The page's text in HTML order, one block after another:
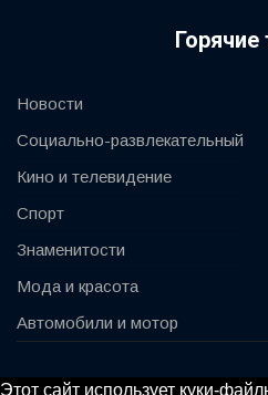
Этот сайт использует куки-
Новости
Социально-развлекательный
Кино и телевидение
Спорт
Знаменитости
Мода и красота
Автомобили и мотор
© 2020, KV-GmbH |